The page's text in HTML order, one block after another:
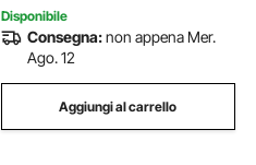
Disponibile
Consegna:non appena Mer.
Ago. 12
Aggiungi al carrello